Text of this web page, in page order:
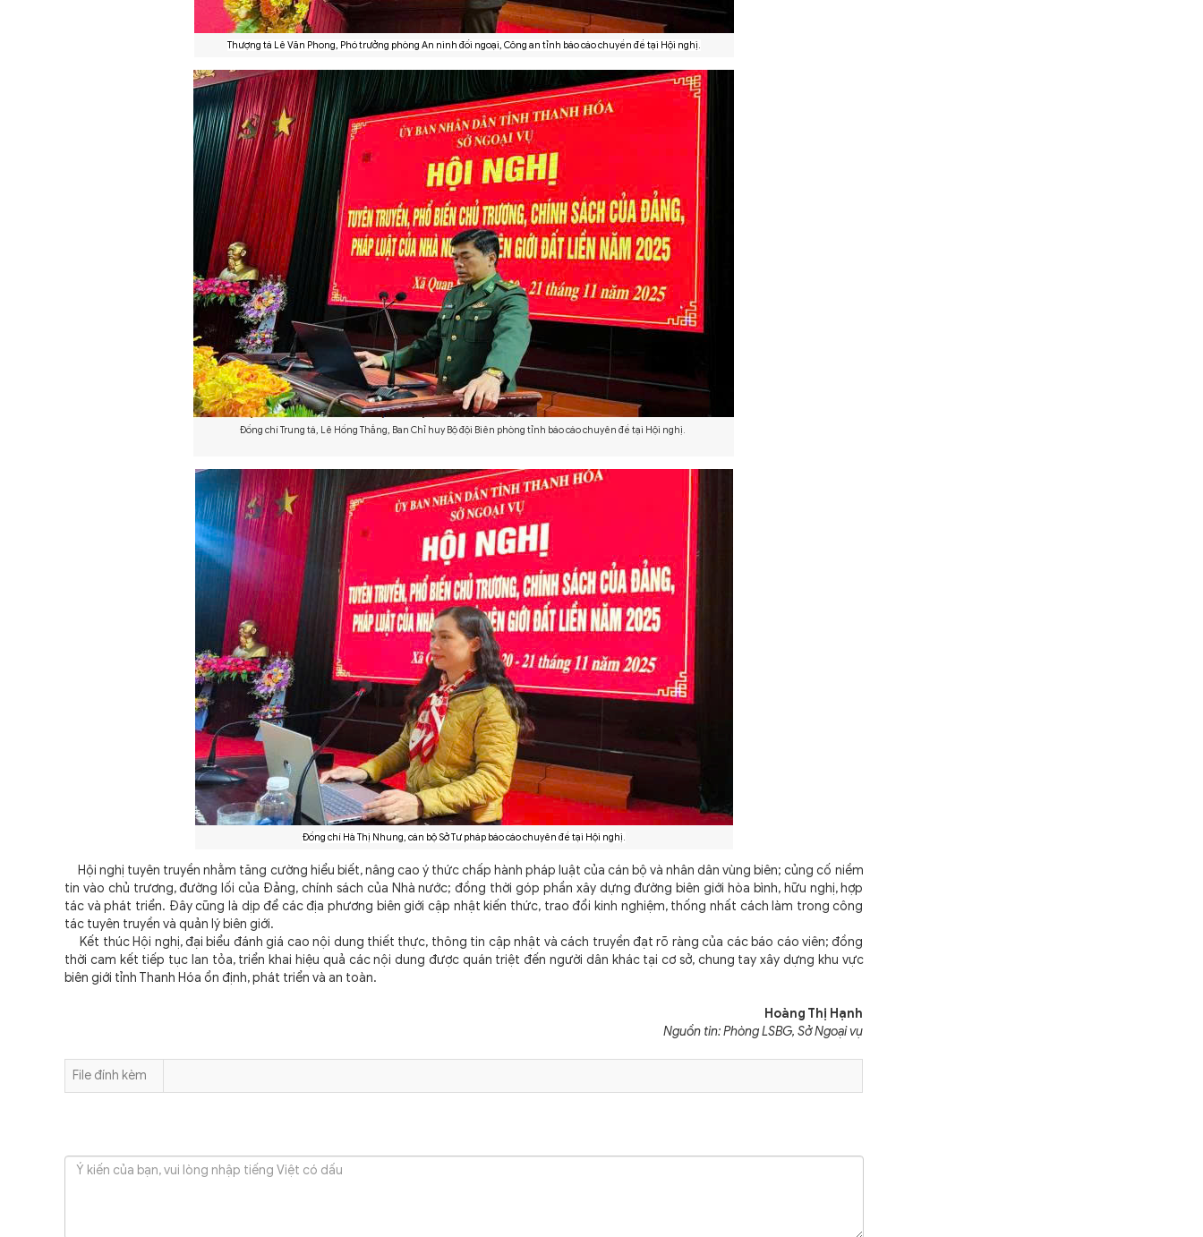
Thượng tá Lê Văn Phong, Phó trưởng phòng An ninh đối ngoại, Công an tỉnh báo cáo chuyền đề tại Hội nghị.
Đồng chí Trung tá, Lê Hồng Thắng, Ban Chỉ huy Bộ đội Biên phòng tỉnh báo cáo chuyên đề tại Hội nghị.
Đồng chí Hà Thị Nhung, cán bộ Sở Tư pháp báo cáo chuyên đề tại Hội nghị.
Hội nghị tuyên truyền nhằm tăng cường hiểu biết, nâng cao ý thức chấp hành pháp luật của cán bộ và nhân dân vùng biên; củng cố niềm
tin vào chủ trương, đường lối của Đảng, chính sách của Nhà nước; đồng thời góp phần xây dựng đường biên giới hòa bình, hữu nghị, hợp
tác và phát triển. Đây cũng là dịp để các địa phương biên giới cập nhật kiến thức, trao đổi kinh nghiệm, thống nhất cách làm trong công
tác tuyên truyền và quản lý biên giới.
Kết thúc Hội nghị, đại biểu đánh giá cao nội dung thiết thực, thông tin cập nhật và cách truyền đạt rõ ràng của các báo cáo viên; đồng
thời cam kết tiếp tục lan tỏa, triển khai hiệu quả các nội dung được quán triệt đến người dân khác tại cơ sở, chung tay xây dựng khu vực
biên giới tỉnh Thanh Hóa ổn định, phát triển và an toàn.
Hoàng Thị Hạnh
Nguồn tin: Phòng LSBG, Sở Ngoại vụ
File đính kèm